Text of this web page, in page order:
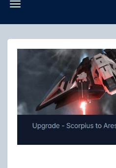
Toggle